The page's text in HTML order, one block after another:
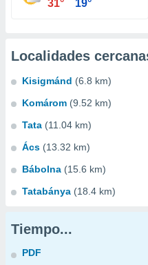
31° 19°
Localidades
Kisigmánd (6.8 km)
Komárom (9.52 km)
Tata (11.04 km)
Ács (13.32 km)
Bábolna (15.6 km)
Tatabánya (18.4 km)
Tiempo...
PDF